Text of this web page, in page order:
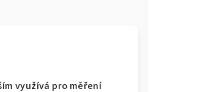
využívá pro měření